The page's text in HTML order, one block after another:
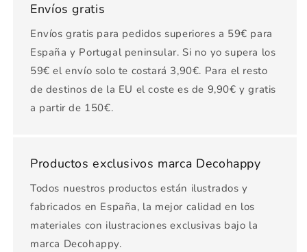
Envíos gratis
Envíos gratis para pedidos superiores a 59€ para
España y Portugal peninsular. Si no yo supera los
59€ el envío solo te costará 3,90€. Para el resto
de destinos de la EU el coste es de 9,90€ y gratis
a partir de 150€.
Productos exclusivos marca Decohappy
Todos nuestros productos están ilustrados y
fabricados en España, la mejor calidad en los
materiales con ilustraciones exclusivas bajo la
marca Decohappy.